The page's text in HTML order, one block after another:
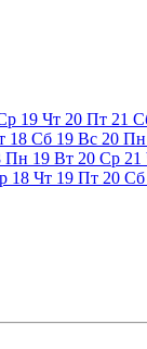
19 Чт 20 Пт 21
18 Сб 19 Вс 20 Пн
Пн 19 Вт 20 Ср 21
18 Чт 19 Пт 20 Сб